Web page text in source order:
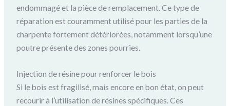
endommagé et la pièce de remplacement. Ce type de
réparation est couramment utilisé pour les parties de la
charpente fortement détériorées, notamment lorsqu’une
poutre présente des zones pourries.
Injection de résine pour renforcer le bois
Si le bois est fragilisé, mais encore en bon état, on peut
recourir à l’utilisation de résines spécifiques. Ces